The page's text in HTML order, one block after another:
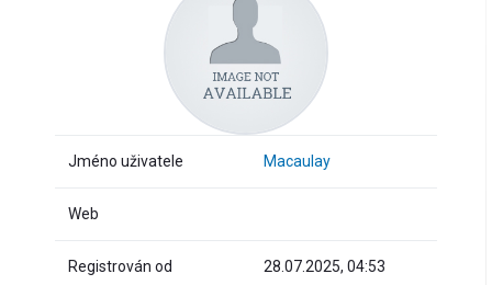
Jméno uživatele Macaulay
Web
Registrován od 28.07.2025, 04:53